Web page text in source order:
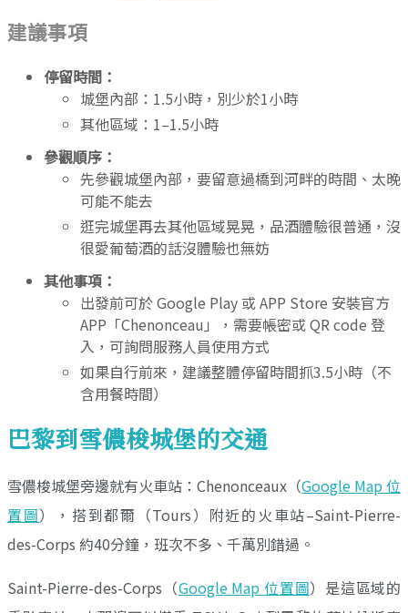
建議事項
停留時間：
城堡內部：1.5小時，別少於1小時
其他區域：1–1.5小時
參觀順序：
先參觀城堡內部，要留意過橋到河畔的時間、太晚
可能不能去
逛完城堡再去其他區域晃晃，品酒體驗很普通，沒
很愛葡萄酒的話沒體驗也無妨
其他事項：
出發前可於 Google Play 或 APP Store 安裝官方
APP「Chenonceau」，需要帳密或 QR code 登
入，可詢問服務人員使用方式
如果自行前來，建議整體停留時間抓3.5小時（不
含用餐時間）
巴黎到雪儂梭城堡的交通
雪儂梭城堡旁邊就有火車站：Chenonceaux（Google Map 位
置圖），搭到都爾（Tours）附近的火車站–Saint-Pierre-
des-Corps 約40分鐘，班次不多、千萬別錯過。
Saint-Pierre-des-Corps（Google Map 位置圖）是這區域的